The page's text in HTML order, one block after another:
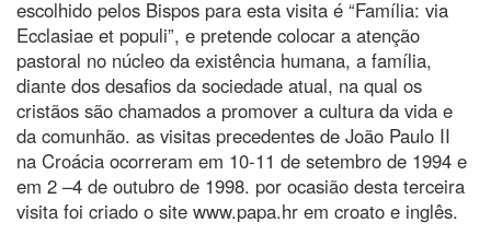
escolhido pelos Bispos para esta visita é “Família: via
Ecclasiae et populi”, e pretende colocar a atenção
pastoral no núcleo da existência humana, a família,
diante dos desafios da sociedade atual, na qual os
cristãos são chamados a promover a cultura da vida e
da comunhão. as visitas precedentes de João Paulo II
na Croácia ocorreram em 10-11 de setembro de 1994 e
em 2 –4 de outubro de 1998. por ocasião desta terceira
visita foi criado o site www.papa.hr em croato e inglês.